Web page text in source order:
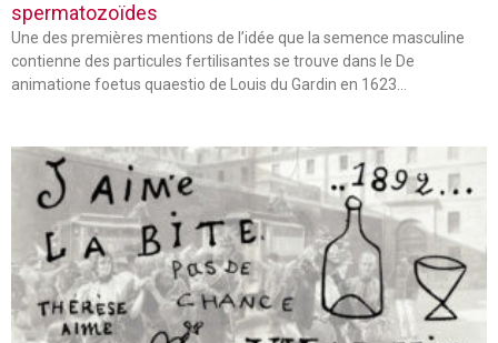
spermatozoïdes
Une des premières mentions de l’idée que la semence masculine
contienne des particules fertilisantes se trouve dans le De
animatione foetus quaestio de Louis du Gardin en 1623…